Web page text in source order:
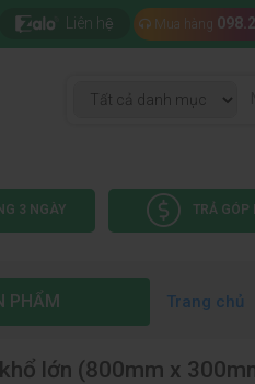
Liên hệ Mua hàng
3 NGÀY TRẢ GÓP
PHẨM Trang chủ
lớn (800mm x